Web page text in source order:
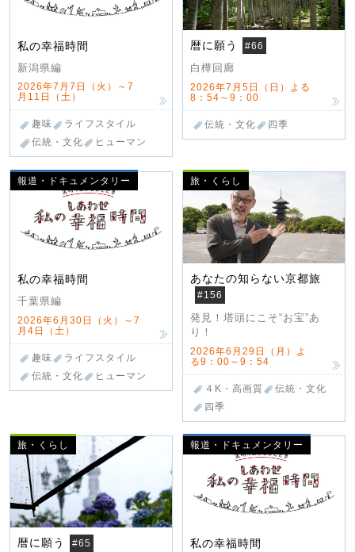
私の幸福時間
新潟県編
2026年7月7日（火）～7
月11日（土）
趣味
ライフスタイル
伝統・文化
ヒューマン
暦に願う #66
白樺回廊
2026年7月5日（日）よる
8：54～9：00
伝統・文化 四季
報道・ドキュメンタリー
私の幸福時間
千葉県編
2026年6月30日（火）～7
月4日（土）
趣味
ライフスタイル
伝統・文化
ヒューマン
旅・くらし
あなたの知らない京都旅
#156
発見！塔頭にこそ“お宝”あ
り！
2026年6月29日（月）よ
る9：00～9：54
４K・高画質
伝統・文化
四季
旅・くらし
暦に願う #65
報道・ドキュメンタリー
私の幸福時間